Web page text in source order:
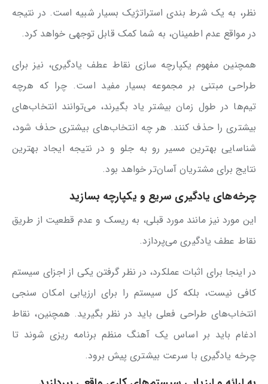
نظر، به یک شرط بندی استراتژیک بسیار شبیه است. در نتیجه
در مواقع عدم اطمینان، به شما کمک قابل توجهی خواهد کرد.
همچنین مفهوم یکپارچه سازی نقاط عطف یادگیری، نیز برای
طراحی مبتنی بر مجموعه بسیار مفید است. چرا که هرچه
تیم‌ها در طول زمان بیشتر یاد بگیرند، می‌توانند انتخاب‌های
بیشتری را حذف کنند. هر چه انتخاب‌های بیشتری حذف شود،
شناسایی بهترین مسیر رو به جلو و در نتیجه ایجاد بهترین
نتایج برای مشتریان آسان‌تر خواهد بود.
چرخه‌های یادگیری سریع و یکپارچه بسازید
این مورد نیز مانند مورد قبلی، به ریسک و عدم قطعیت از طریق
نقاط عطف یادگیری می‌پردازد.
در اینجا برای اثبات عملکرد، در نظر گرفتن یکی از اجزای سیستم
کافی نیست، بلکه کل سیستم را برای ارزیابی امکان سنجی
انتخاب‌های طراحی فعلی باید در نظر بگیرید. همچنین، نقاط
ادغام باید بر اساس یک آهنگ منظم برنامه ریزی شوند تا
چرخه‌ یادگیری با سرعت بیشتری پیش برود.